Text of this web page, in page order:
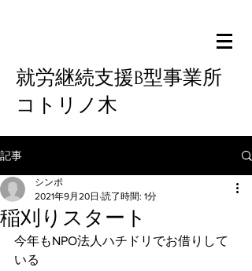
就労継続支援B型事業所
コトリノ木
記事
稲刈りスタート
シンポ
2021年9月20日 読了時間: 1分
今年もNPO法人ハチドリでお借りして
いる